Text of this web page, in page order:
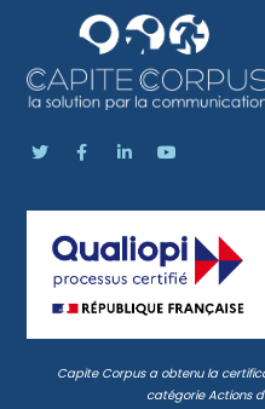
Capite Corpus a obtenu la
catégorieActions